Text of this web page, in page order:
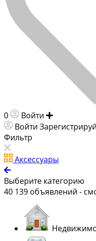
0 Войти
Войти
Фильтр
Аксессуары
Выберите категорию
40 139 объявлений -